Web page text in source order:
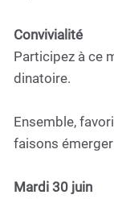
Convivialité
Participez à ce
dinatoire.
Ensemble,
faisons
Mardi 30 juin